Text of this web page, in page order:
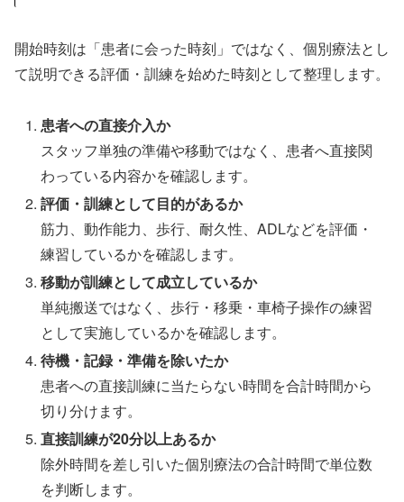
開始時刻は「患者に会った時刻」ではなく、個別療法とし
て説明できる評価・訓練を始めた時刻として整理します。
患者への直接介入か
スタッフ単独の準備や移動ではなく、患者へ直接関
わっている内容かを確認します。
評価・訓練として目的があるか
筋力、動作能力、歩行、耐久性、ADLなどを評価・
練習しているかを確認します。
移動が訓練として成立しているか
単純搬送ではなく、歩行・移乗・車椅子操作の練習
として実施しているかを確認します。
待機・記録・準備を除いたか
患者への直接訓練に当たらない時間を合計時間から
切り分けます。
直接訓練が20分以上あるか
除外時間を差し引いた個別療法の合計時間で単位数
を判断します。